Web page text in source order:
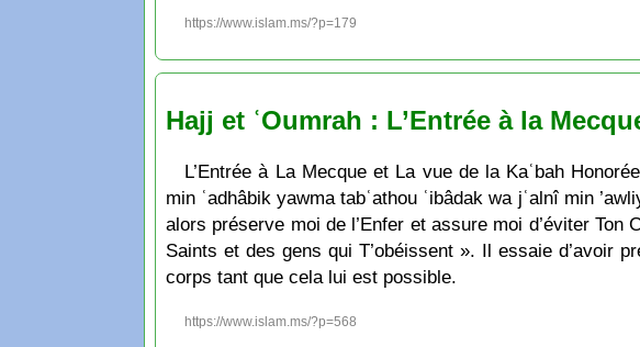
https://www.islam.ms/?p=179
Hajj et ʿOumrah : L’Entrée à la
L’Entrée à La Mecque et La vue de la Kaʿbah
min ʿadhâbik yawma tabʿathou ʿibâdak wa jʿalnî min
alors préserve moi de l’Enfer et assure moi d’éviter
Saints et des gens qui T’obéissent ». Il essaie d’avoir
corps tant que cela lui est possible.
https://www.islam.ms/?p=568